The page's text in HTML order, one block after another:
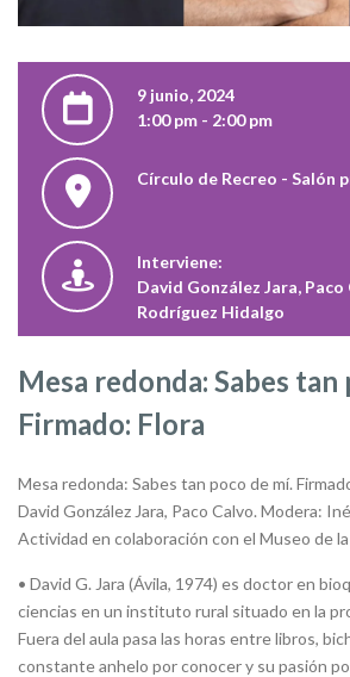
9 junio, 2024
1:00 pm - 2:00 pm
Círculo de Recreo - Salón
Interviene:
David González Jara, Paco
Rodríguez Hidalgo
Mesa redonda: Sabes tan
Firmado: Flora
Mesa redonda: Sabes tan poco de mí.
David González Jara, Paco Calvo. Modera:
Actividad en colaboración con el Museo de
• David G. Jara (Ávila, 1974) es doctor en
ciencias en un instituto rural situado en la
Fuera del aula pasa las horas entre libros,
constante anhelo por conocer y su pasión